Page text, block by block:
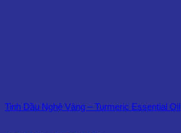
Tinh Dầu Nghệ Vàng – Turmeric Essential Oil